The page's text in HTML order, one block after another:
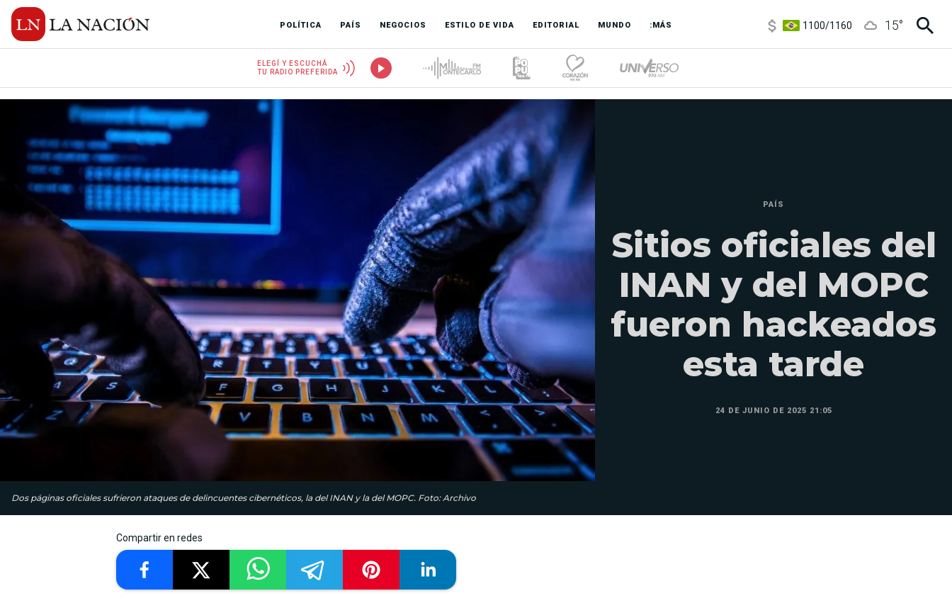
POLÍTICA PAÍS NEGOCIOS ESTILO DE VIDA EDITORIAL MUNDO :MÁS
3,8/4
15°
ELEGÍ Y ESCUCHÁ
TU RADIO PREFERIDA
Dos páginas oficiales sufrieron ataques de delincuentes cibernéticos, la del INAN y la del MOPC. Foto: Archivo
PAÍS
Sitios oficiales del
INAN y del MOPC
fueron hackeados
esta tarde
24 DE JUNIO DE 2025 21:05
Compartir en redes